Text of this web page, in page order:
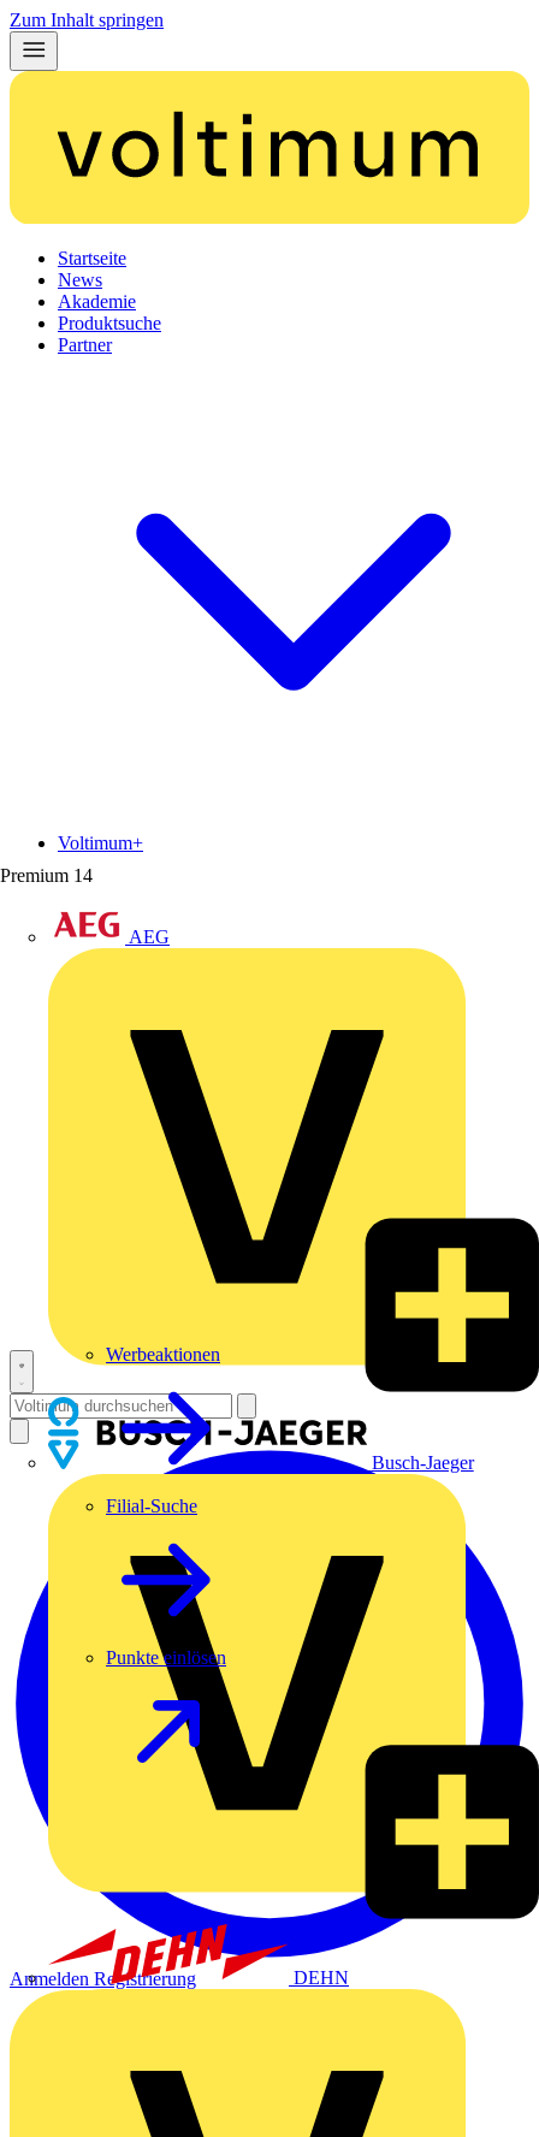
Zum Inhalt springen
Startseite
News
Akademie
Produktsuche
Partner
Premium 14
AEG
Busch-Jaeger
DEHN
Voltimum+
Werbeaktionen
Filial-Suche
Punkte einlösen
Anmelden Registrierung